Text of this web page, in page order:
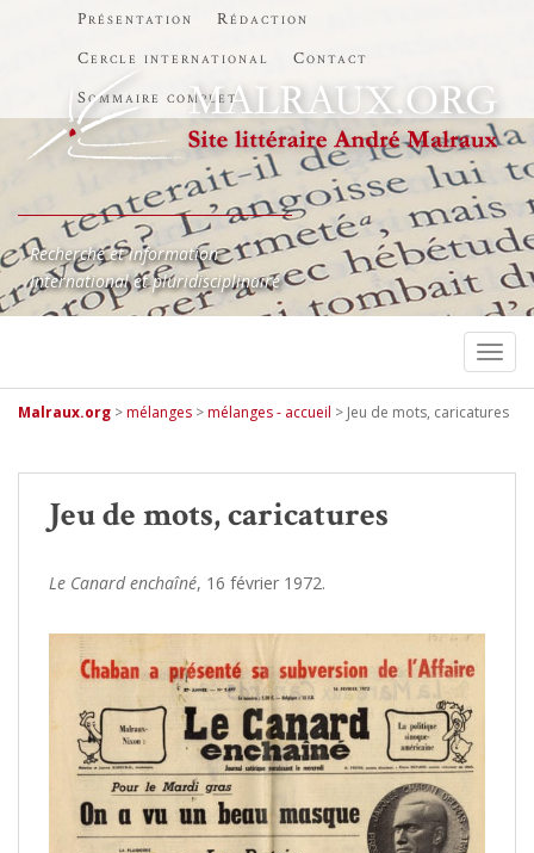
Présentation
Rédaction
Cercle international
Contact
Sommaire complet
Recherche et information
International et pluridisciplinaire
Malraux.org >mélanges >mélanges - accueil > Jeu de mots, caricatures
Jeu de mots, caricatures
Le Canard enchaîné, 16 février 1972.